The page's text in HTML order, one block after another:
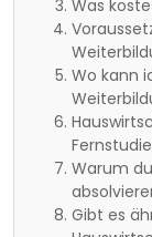
Was
Wo kann
Warum
Gibt es